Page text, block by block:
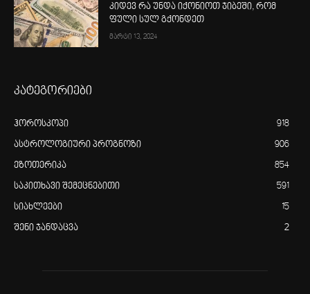
კიდევ რა უნდა იქონიოთ ჯიბეში, რომ
ფული სულ გქონდეთ
მარტი 13, 2024
კატეგორიები
ჰოროსკოპი 918
ასტროლოგიური პროგნოზი 906
ეზოთერიკა 854
საკითხავი შემეცნებითი 591
სიახლეები 15
შენი ჯანდაცვა 2